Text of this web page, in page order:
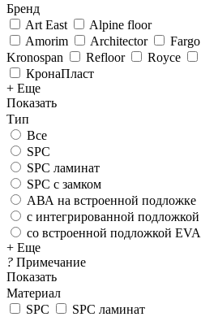
Бренд
Art East
Alpine floor
Amorim
Architector Fargo
Kronospan
Refloor Royce
КронаПласт
+ Еще
Показать
Тип
Все
SPC
SPC ламинат
SPC с замком
АВА на встроенной подложке
с интегрированной подложкой
со встроенной подложкой EVA
+ Еще
? Примечание
Показать
Материал
SPC
SPC ламинат